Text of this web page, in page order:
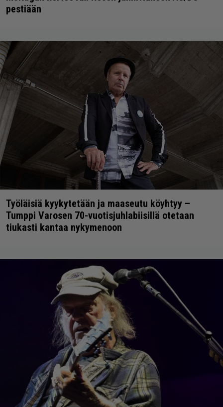
pestiään
Työläisiä kyykytetään ja maaseutu köyhtyy –
Tumppi Varosen 70-vuotisjuhlabiisillä otetaan
tiukasti kantaa nykymenoon